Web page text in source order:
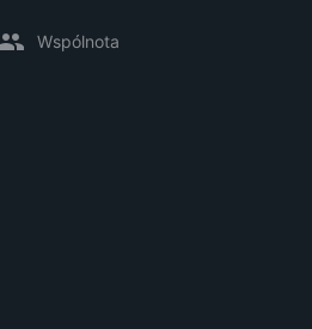
Wspólnota